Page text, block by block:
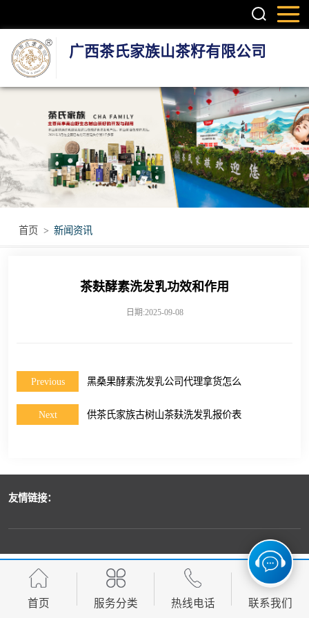
广西茶氏家族山茶籽有限公司
首页 > 新闻资讯
茶麸酵素洗发乳功效和作用
日期:2025-09-08
Previous 黑桑果酵素洗发乳公司代理拿货怎么
Next 供茶氏家族古树山茶麸洗发乳报价表
友情链接：
首页 服务分类 热线电话 联系我们
护肤系列产品
疼痛调理产品
无烟艾灸产品
瑶浴瑶茶产品